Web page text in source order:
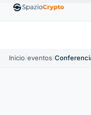
EthereumETH1880,58 US$
Inicio/eventos/